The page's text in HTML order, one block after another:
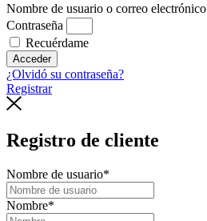
Nombre de usuario o correo electrónico
Contraseña
Recuérdame
Acceder
¿Olvidó su contraseña?
Registrar
Registro de cliente
Nombre de usuario*
Nombre*